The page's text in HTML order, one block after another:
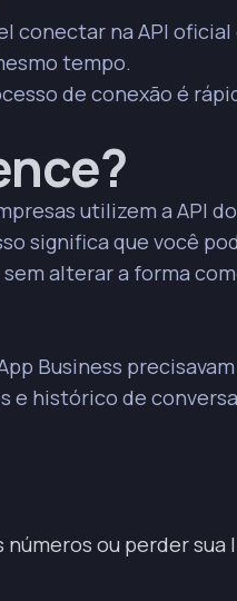
a IA pode acessar e utilizar
sem a necessidade de
Cloud, selecionar o
para compartilhar histórico.
inteligentes, permite
mais eficientes.
aprimora as capacidades de
conectar na API oficial
tempo.
de conexão é
utilizem a API do
significa que você
alterar a forma
Business
e histórico de
números ou perder sua